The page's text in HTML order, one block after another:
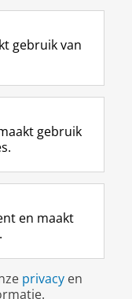
R
S
-
f
e
R
i
k
s
u
I
n
t
r
m
-
c
c
o
Y
o
T
e
k
a
a
a
gebruik van
gebruik
en maakt
privacy en